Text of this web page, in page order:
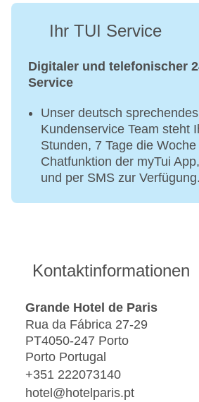
Ihr TUI Service
Digitaler und telefonischer
Service
Unser deutsch
Kundenservice Team steht
Stunden, 7 Tage die
Chatfunktion der myTui
und per SMS zur Verfügung.
Kontaktinformationen
Grande Hotel de Paris
Rua da Fábrica 27-29
PT4050-247 Porto
Porto Portugal
+351 222073140
hotel@hotelparis.pt